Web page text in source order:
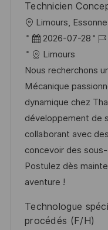
e
r
ö
f
f
e
n
t
l
i
c
h
u
n
Technicien
O
r
t
Limours,
D
a
t
u
m
d
e
r
V
e
ö
2026-07-28
J
b
-
I
D
Limours
Nous recherchons
Mécanique
dynamique chez
développement de
collaborant avec
concevoir des
Postulez dès
aventure !
Technologue
procédés (F/H)